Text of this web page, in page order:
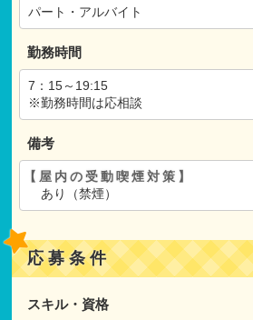
園庭
パート・アルバイト
勤務時間
7：15～19:15
※勤務時間は応相談
備考
【屋内の受動喫煙対策】
あり（禁煙）
応募条件
スキル・資格